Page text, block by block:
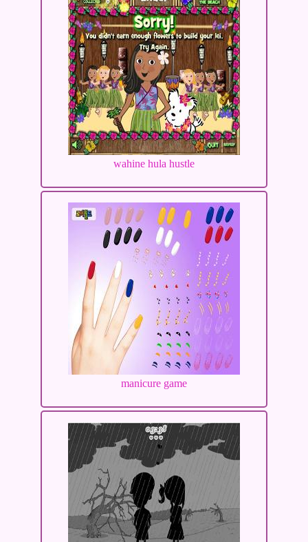
wahine hula hustle
manicure game